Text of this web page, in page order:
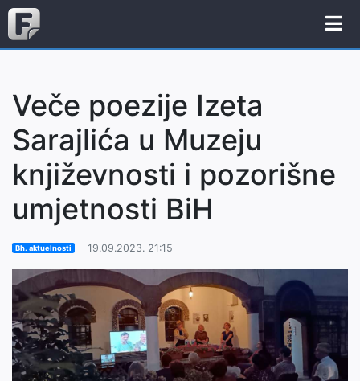
Veče poezije Izeta
Sarajlića u Muzeju
književnosti i pozorišne
umjetnosti BiH
Bh. aktuelnosti 19.09.2023. 21:15